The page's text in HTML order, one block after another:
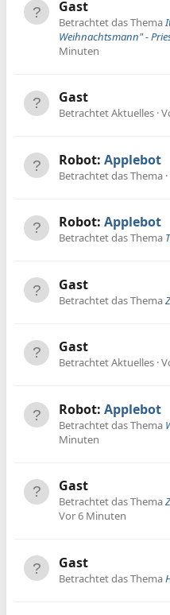
Gast
Betrachtet das Thema
Weihnachtsmann" -
Minuten
Gast
Betrachtet Aktuelles
Robot: Applebot
Betrachtet das Thema
Robot: Applebot
Betrachtet das Thema
Gast
Betrachtet das Thema
Gast
Betrachtet Aktuelles
Robot: Applebot
Betrachtet das Thema
Minuten
Gast
Betrachtet das Thema
Vor 6 Minuten
Gast
Betrachtet das Thema